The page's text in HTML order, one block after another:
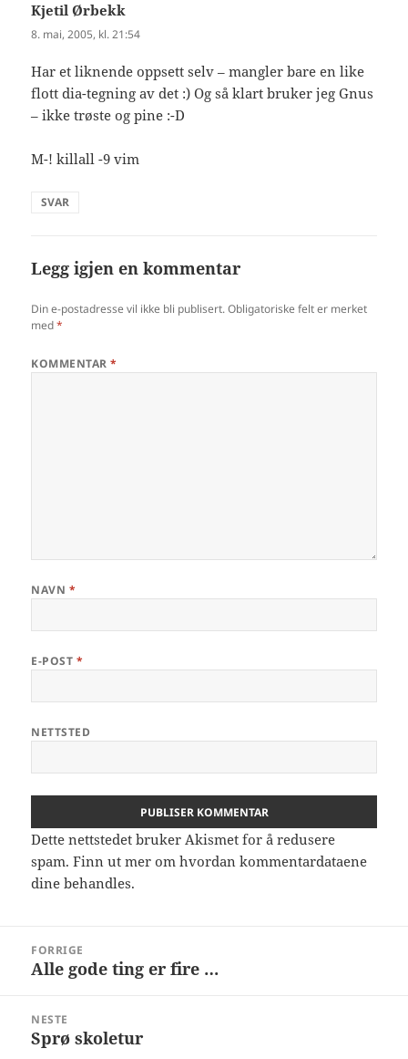
Kjetil Ørbekk
8. mai, 2005, kl. 21:54
Har et liknende oppsett selv – mangler bare en like
flott dia-tegning av det :) Og så klart bruker jeg Gnus
– ikke trøste og pine :-D
M-! killall -9 vim
SVAR
Legg igjen en kommentar
Din e-postadresse vil ikke bli publisert. Obligatoriske felt er merket
med*
KOMMENTAR*
NAVN *
E-POST *
NETTSTED
Dette nettstedet bruker Akismet for å redusere
spam.Finn ut mer om hvordan kommentardataene
dine behandles.
FORRIGE
Forrige
Alle gode ting er fire …
NESTE
Neste
Sprø skoletur